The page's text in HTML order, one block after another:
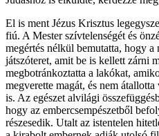
El is ment Jézus Krisztus
fiú. A Mester szívtelenségét és
megértés nélkül bemutatta, hogy
játszóteret, amit be is kellett zárni
megbotránkoztatta a lakókat,
megverette magát, és nem
is. Az egészet alvilági
hogy az embercsempészetből
részesedik. Utalt az istentelen